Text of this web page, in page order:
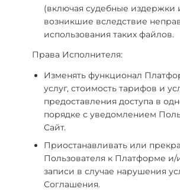
(включая судебные издержки
возникшие вследствие
использования таких файлов.
Права Исполнителя:
Изменять функционал
услуг, стоимость тарифов и
предоставления доступа в
порядке с уведомлением
Сайт.
Приостанавливать или
Пользователя к Платформе и/
записи в случае нарушения
Соглашения.